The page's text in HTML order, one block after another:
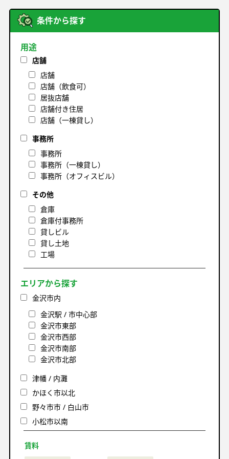
条件から探す
用途
店舗
店舗
店舗（飲食可）
居抜店舗
店舗付き住居
店舗（一棟貸し）
事務所
事務所
事務所（一棟貸し）
事務所（オフィスビル）
その他
倉庫
倉庫付事務所
貸しビル
貸し土地
工場
エリアから探す
金沢市内
金沢駅 / 市中心部
金沢市東部
金沢市西部
金沢市南部
金沢市北部
津幡 / 内灘
かほく市以北
野々市市 / 白山市
小松市以南
賃料